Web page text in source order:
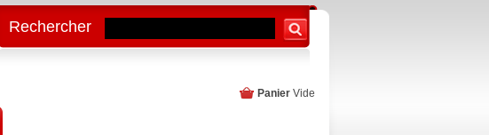
Panier Vide
Rechercher